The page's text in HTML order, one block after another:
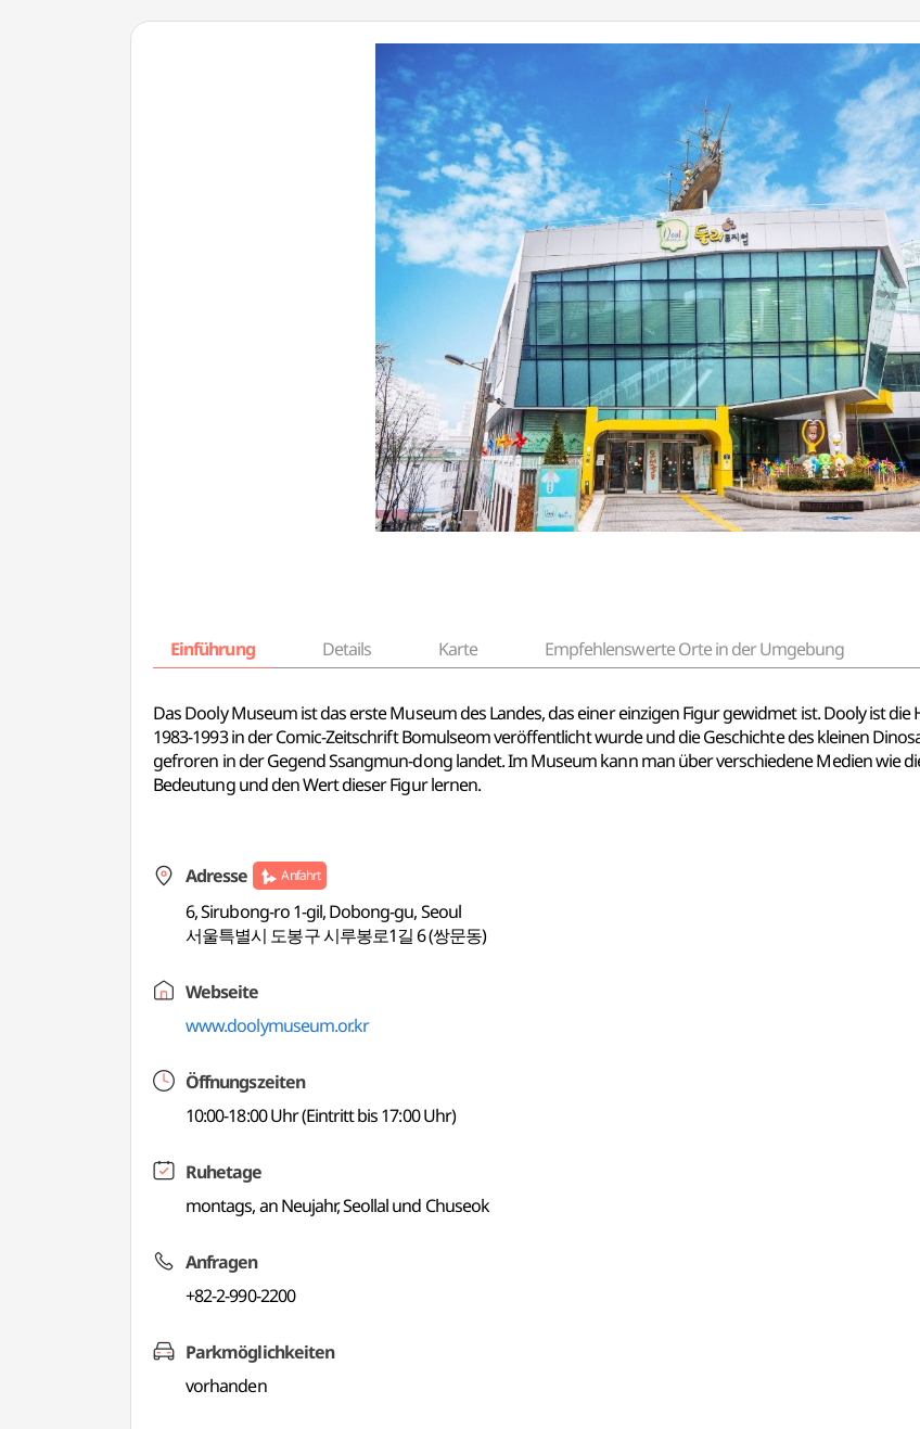
Einführung Details Karte Empfehlenswerte Orte in der Umgebung
Das Dooly Museum ist das erste Museum des Landes, das einer einzigen Figur gewidmet ist. Dooly ist
1983-1993 in der Comic-Zeitschrift Bomulseom veröffentlicht wurde und die Geschichte des kleinen
gefroren in der Gegend Ssangmun-dong landet. Im Museum kann man über verschiedene Medien wie
Bedeutung und den Wert dieser Figur lernen.
Adresse Anfahrt
6, Sirubong-ro 1-gil, Dobong-gu, Seoul
서울특별시 도봉구 시루봉로1길 6 (쌍문동)
Webseite
www.doolymuseum.or.kr
Öffnungszeiten
10:00-18:00 Uhr (Eintritt bis 17:00 Uhr)
Ruhetage
montags, an Neujahr, Seollal und Chuseok
Anfragen
+82-2-990-2200
Parkmöglichkeiten
vorhanden